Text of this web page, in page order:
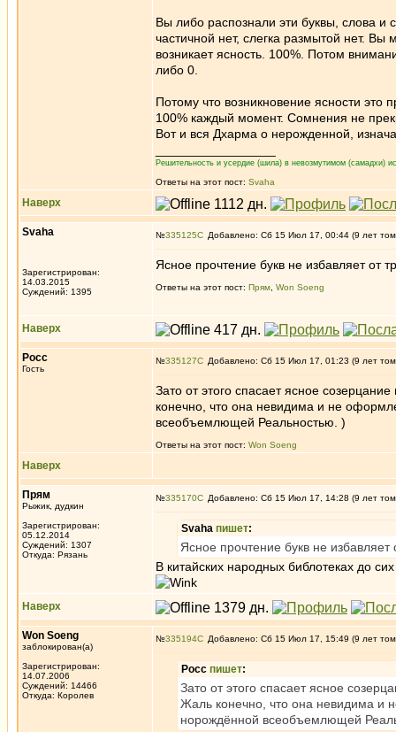
Вы либо распознали эти буквы, слова и
частичной нет, слегка размытой нет. Вы
возникает ясность. 100%. Потом
либо 0.
Потому что возникновение ясности
100% каждый момент. Сомнения не
Вот и вся Дхарма о нерожденной,
Решительность и усердие (шила) в невозмутимом (самадхи)
Ответы на этот пост: Svaha
Наверх
Svaha
Зарегистрирован:
14.03.2015
Суждений: 1395
№335125 Добавлено: Сб 15 Июл 17, 00:44 (9 лет
Ясное прочтение букв не избавляет от
Ответы на этот пост: Прям Won Soeng
Наверх
Росс
Гость
№335127 Добавлено: Сб 15 Июл 17, 01:23 (9 лет
Зато от этого спасает ясное
конечно, что она невидима и не
всеобъемлющей Реальностью. )
Ответы на этот пост: Won Soeng
Наверх
Прям
Рыжик, дудкин
Зарегистрирован:
05.12.2014
Суждений: 1307
Откуда: Рязань
№335170 Добавлено: Сб 15 Июл 17, 14:28 (9 лет
Svaha пишет:
Ясное прочтение букв не
В китайских народных библотеках до
Наверх
Won Soeng
заблокирован(а)
Зарегистрирован:
14.07.2006
Суждений: 14466
Откуда: Королев
№335194 Добавлено: Сб 15 Июл 17, 15:49 (9 лет
Росс пишет:
Зато от этого спасает ясное
Жаль конечно, что она невидима и
норождённой всеобъемлющей